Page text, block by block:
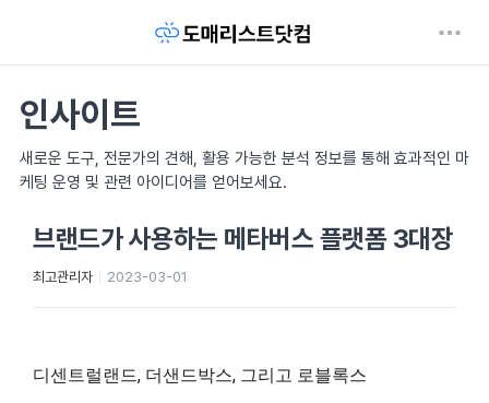
인사이트
새로운 도구, 전문가의 견해, 활용 가능한 분석 정보를 통해 효과적인 마
케팅 운영 및 관련 아이디어를 얻어보세요.
브랜드가 사용하는 메타버스 플랫폼 3대장
최고관리자 2023-03-01
디센트럴랜드, 더샌드박스, 그리고 로블록스